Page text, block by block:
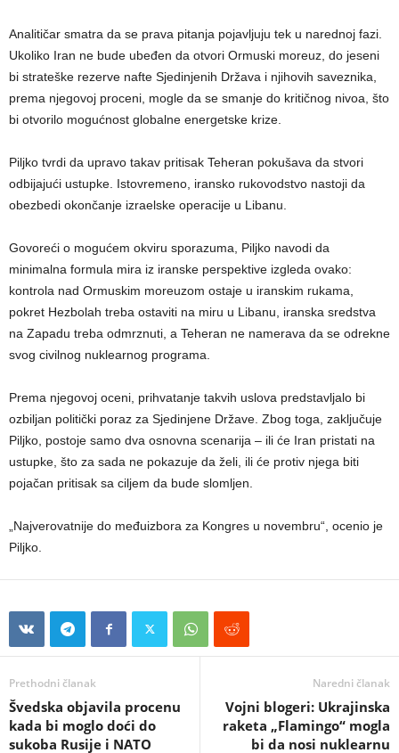
Analitičar smatra da se prava pitanja pojavljuju tek u narednoj fazi.
Ukoliko Iran ne bude ubeđen da otvori Ormuski moreuz, do jeseni
bi strateške rezerve nafte Sjedinjenih Država i njihovih saveznika,
prema njegovoj proceni, mogle da se smanje do kritičnog nivoa, što
bi otvorilo mogućnost globalne energetske krize.
Piljko tvrdi da upravo takav pritisak Teheran pokušava da stvori
odbijajući ustupke. Istovremeno, iransko rukovodstvo nastoji da
obezbedi okončanje izraelske operacije u Libanu.
Govoreći o mogućem okviru sporazuma, Piljko navodi da
minimalna formula mira iz iranske perspektive izgleda ovako:
kontrola nad Ormuskim moreuzom ostaje u iranskim rukama,
pokret Hezbolah treba ostaviti na miru u Libanu, iranska sredstva
na Zapadu treba odmrznuti, a Teheran ne namerava da se odrekne
svog civilnog nuklearnog programa.
Prema njegovoj oceni, prihvatanje takvih uslova predstavljalo bi
ozbiljan politički poraz za Sjedinjene Države. Zbog toga, zaključuje
Piljko, postoje samo dva osnovna scenarija – ili će Iran pristati na
ustupke, što za sada ne pokazuje da želi, ili će protiv njega biti
pojačan pritisak sa ciljem da bude slomljen.
„Najverovatnije do međuizbora za Kongres u novembru“, ocenio je
Piljko.
Prethodni članak
Švedska objavila procenu
kada bi moglo doći do
sukoba Rusije i NATO
Naredni članak
Vojni blogeri: Ukrajinska
raketa „Flamingo“ mogla
bi da nosi nuklearnu